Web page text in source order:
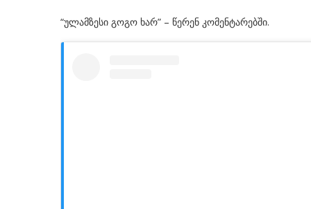
“ულამზესი გოგო ხარ” – წერენ კომენტარებში.